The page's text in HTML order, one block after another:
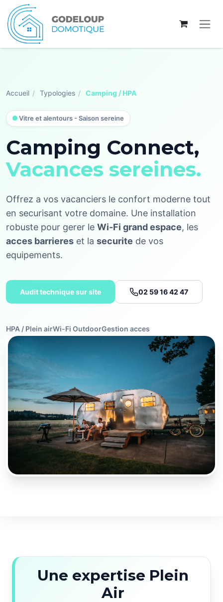
Se rendre au contenu
Accueil / Typologies / Camping / HPA
Vitre et alentours - Saison sereine
Camping Connect,
Vacances sereines.
Offrez a vos vacanciers le confort moderne tout
en securisant votre domaine. Une installation
robuste pour gerer le Wi-Fi grand espace, les
acces barrieres et la securite de vos
equipements.
Audit technique sur site 02 59 16 42 47
HPA / Plein airWi-Fi OutdoorGestion acces
Une expertise Plein
Air